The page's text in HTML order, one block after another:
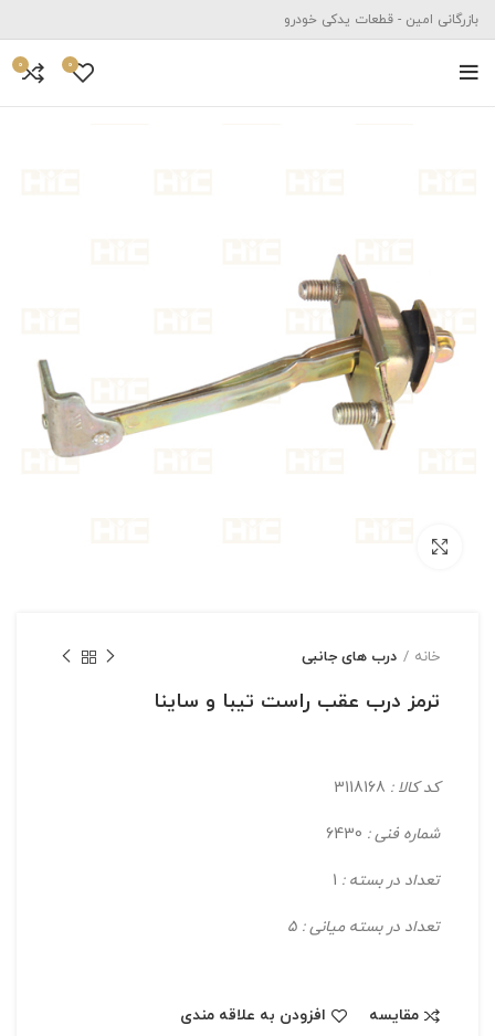
بازرگانی امین - قطعات یدکی خودرو
0
0
خانه درب های جانبی
ترمز درب عقب راست تیبا و ساینا
کد کالا :
شماره فنی :
تعداد در بسته :
تعداد در بسته میانی : 5
مقایسه افزودن به علاقه مندی